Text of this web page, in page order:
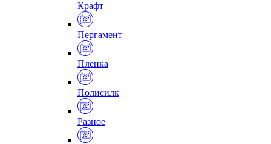
Крафт
Пергамент
Пленка
Полисилк
Разное